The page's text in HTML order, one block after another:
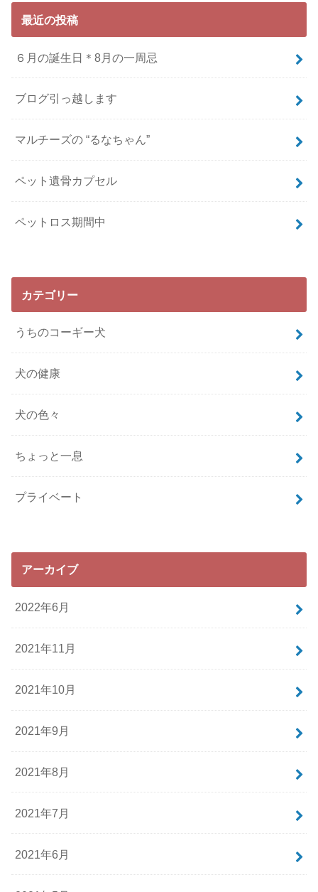
最近の投稿
６月の誕生日＊8月の一周忌
ブログ引っ越します
マルチーズの “るなちゃん”
ペット遺骨カプセル
ペットロス期間中
カテゴリー
うちのコーギー犬
犬の健康
犬の色々
ちょっと一息
プライベート
アーカイブ
2022年6月
2021年11月
2021年10月
2021年9月
2021年8月
2021年7月
2021年6月